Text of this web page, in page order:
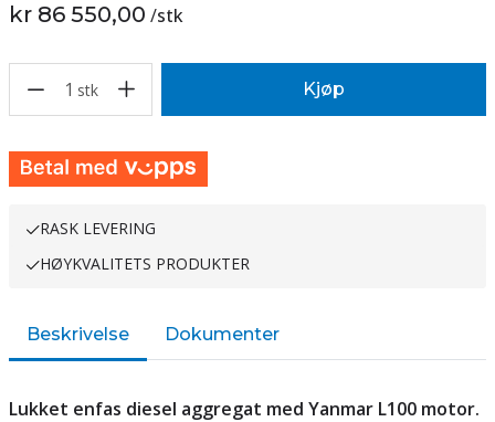
kr 86 550,00 /stk
1 stk Kjøp
RASK LEVERING
HØYKVALITETS PRODUKTER
Beskrivelse Dokumenter
Lukket enfas diesel aggregat med Yanmar L100 motor.